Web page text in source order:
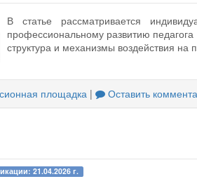
В статье рассматривается
профессиональному развитию
структура и механизмы воздействия на
площадка | Оставить
21.04.2026 г.